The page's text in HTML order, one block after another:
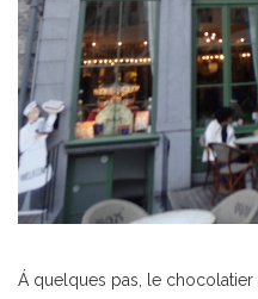
Á quelques pas, le chocolatier